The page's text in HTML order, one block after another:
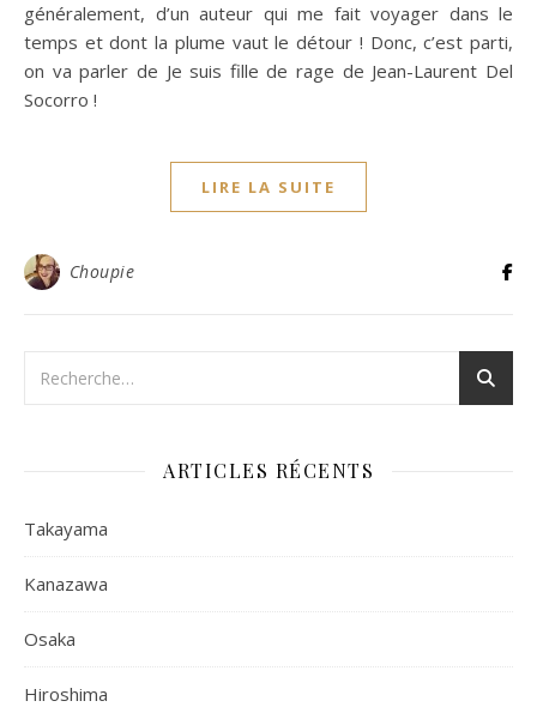
généralement, d’un auteur qui me fait voyager dans le
temps et dont la plume vaut le détour ! Donc, c’est parti,
on va parler de Je suis fille de rage de Jean-Laurent Del
Socorro !
LIRE LA SUITE
Choupie
ARTICLES RÉCENTS
Takayama
Kanazawa
Osaka
Hiroshima